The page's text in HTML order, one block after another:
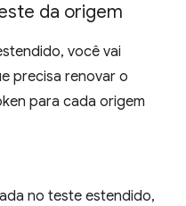
da origem
você vai
precisa renovar o
para cada origem
no teste estendido,